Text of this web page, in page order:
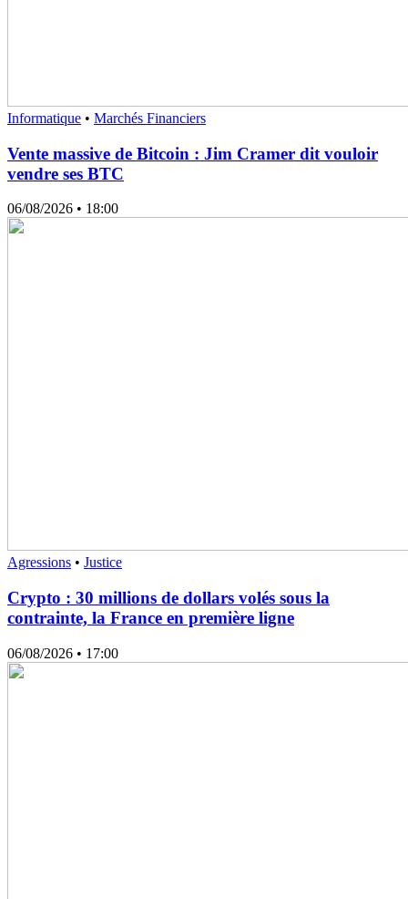
Informatique • Marchés Financiers
Vente massive de Bitcoin : Jim Cramer dit vouloir
vendre ses BTC
06/08/2026 • 18:00
Agressions • Justice
Crypto : 30 millions de dollars volés sous la
contrainte, la France en première ligne
06/08/2026 • 17:00